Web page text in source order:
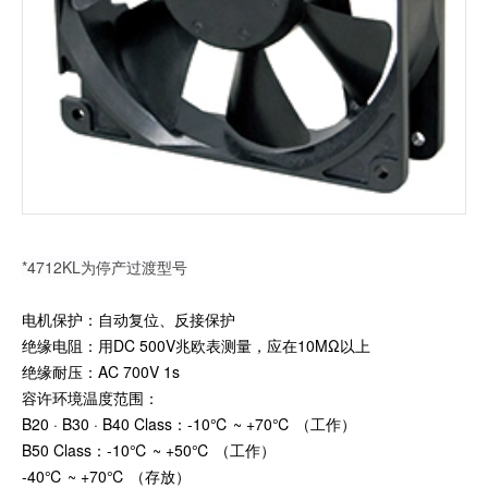
加入我们
*4712KL为停产过渡型号
电机保护：自动复位、反接保护
绝缘电阻：用DC 500V兆欧表测量，应在10MΩ以上
绝缘耐压：AC 700V 1s
容许环境温度范围：
B20 · B30 · B40 Class：-10℃ ~ +70℃ （工作）
B50 Class：-10℃ ~ +50℃ （工作）
-40℃ ~ +70℃ （存放）